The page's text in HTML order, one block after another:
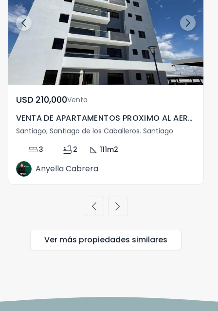
USD	210,000Venta
VENTA DE APARTAMENTOS PROXIMO AL AEROPUERTO DEL CIBAO
Santiago, Santiago de los Caballeros. Santiago
bed3 bathtub 2 square_foot 111m2
Anyella Cabrera
chevron_left chevron_right
Ver más propiedades similares